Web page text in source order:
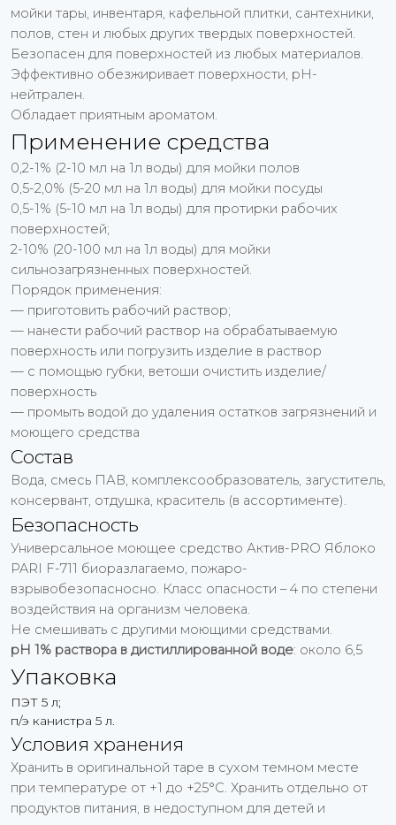
мойки тары, инвентаря, кафельной плитки, сантехники,
полов, стен и любых других твердых поверхностей.
Безопасен для поверхностей из любых материалов.
Эффективно обезжиривает поверхности, рН-
нейтрален.
Обладает приятным ароматом.
Применение средства
0,2-1% (2-10 мл на 1л воды) для мойки полов
0,5-2,0% (5-20 мл на 1л воды) для мойки посуды
0,5-1% (5-10 мл на 1л воды) для протирки рабочих
поверхностей;
2-10% (20-100 мл на 1л воды) для мойки
сильнозагрязненных поверхностей.
Порядок применения:
— приготовить рабочий раствор;
— нанести рабочий раствор на обрабатываемую
поверхность или погрузить изделие в раствор
— с помощью губки, ветоши очистить изделие/
поверхность
— промыть водой до удаления остатков загрязнений и
моющего средства
Состав
Вода, смесь ПАВ, комплексообразователь, загуститель,
консервант, отдушка, краситель (в ассортименте).
Безопасность
Универсальное моющее средство Актив-PRO Яблоко
PARI F-711 биоразлагаемо, пожаро-
взрывобезопасносно. Класс опасности – 4 по степени
воздействия на организм человека.
Не смешивать с другими моющими средствами.
рН 1% раствора в дистиллированной воде: около 6,5
Упаковка
ПЭТ 5 л;
п/э канистра 5 л.
Условия хранения
Хранить в оригинальной таре в сухом темном месте
при температуре от +1 до +25°С. Хранить отдельно от
продуктов питания, в недоступном для детей и